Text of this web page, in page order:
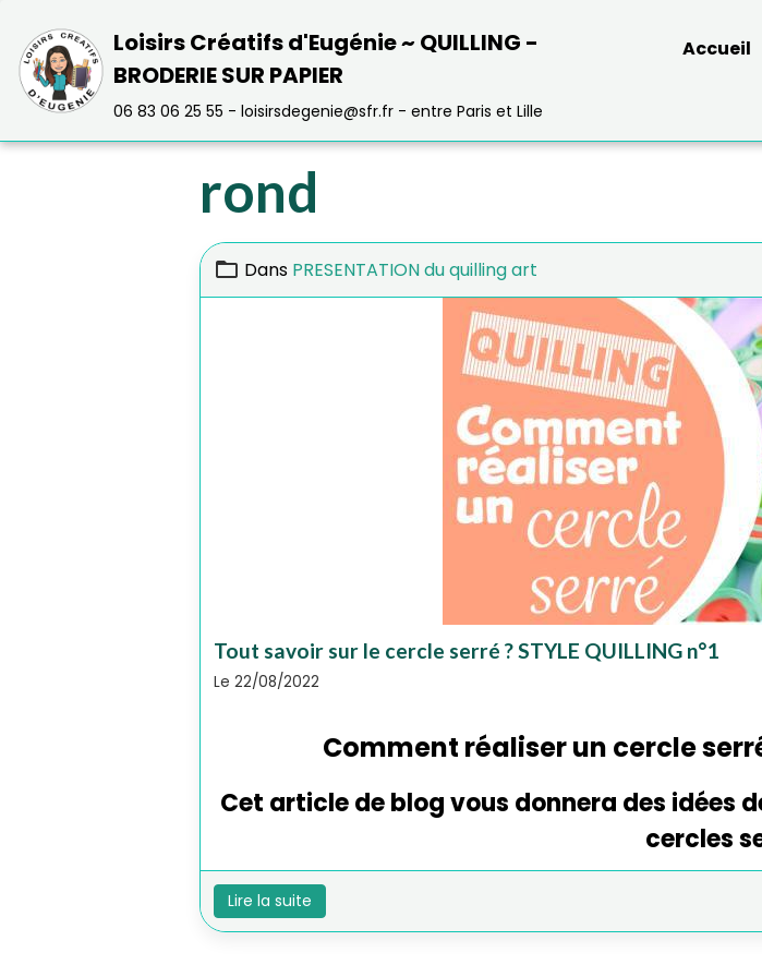
Loisirs Créatifs d'Eugénie ~ QUILLING -
BRODERIE SUR PAPIER
06 83 06 25 55 - loisirsdegenie@sfr.fr - entre Paris et Lille
Accueil
rond
Dans PRESENTATION du quilling art
Tout savoir sur le cercle serré ? STYLE QUILLING n°1
Le 22/08/2022
Comment réaliser un cercle
Cet article de blog vous donnera des idées
cercles
Lire la suite